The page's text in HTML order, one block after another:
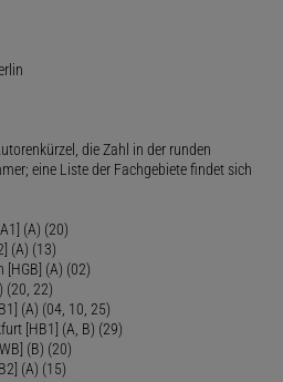
die Zahl in der runden
eine Liste der Fachgebiete findet sich
(A) (20)
(A) (13)
[HGB] (A) (02)
(20, 22)
(A) (04, 10, 25)
[HB1] (A, B) (29)
(B) (20)
(A) (15)